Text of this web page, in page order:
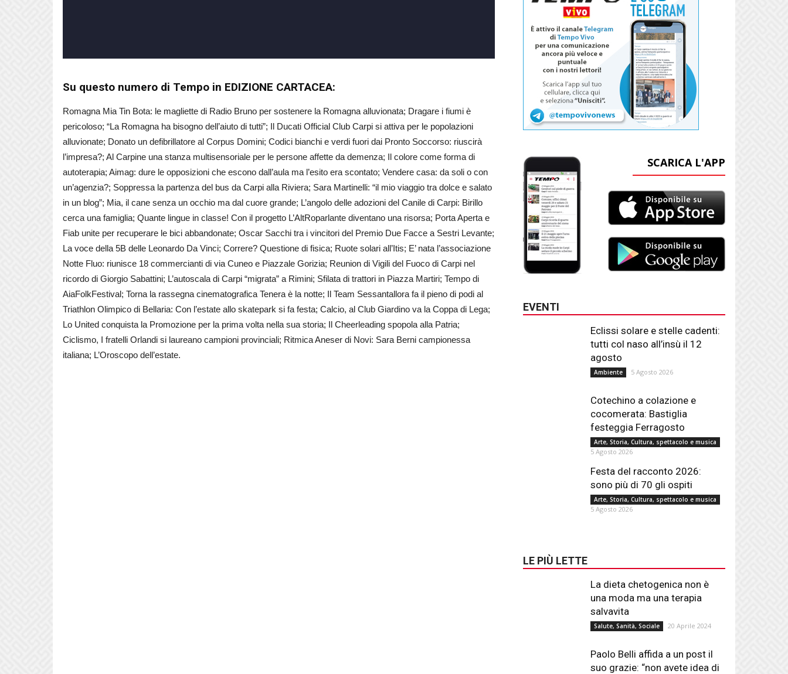
Su questo numero di Tempo in EDIZIONE CARTACEA:
Romagna Mia Tin Bota: le magliette di Radio Bruno per sostenere la Romagna alluvionata; Dragare i fiumi è
pericoloso; “La Romagna ha bisogno dell’aiuto di tutti”; Il Ducati Official Club Carpi si attiva per le popolazioni
alluvionate; Donato un defibrillatore al Corpus Domini; Codici bianchi e verdi fuori dai Pronto Soccorso: riuscirà
l’impresa?; Al Carpine una stanza multisensoriale per le persone affette da demenza; Il colore come forma di
autoterapia; Aimag: dure le opposizioni che escono dall’aula ma l’esito era scontato; Vendere casa: da soli o con
un’agenzia?; Soppressa la partenza del bus da Carpi alla Riviera; Sara Martinelli: “il mio viaggio tra dolce e salato
in un blog”; Mia, il cane senza un occhio ma dal cuore grande; L’angolo delle adozioni del Canile di Carpi: Birillo
cerca una famiglia; Quante lingue in classe! Con il progetto L’AltRoparlante diventano una risorsa; Porta Aperta e
Fiab unite per recuperare le bici abbandonate; Oscar Sacchi tra i vincitori del Premio Due Facce a Sestri Levante;
La voce della 5B delle Leonardo Da Vinci; Correre? Questione di fisica; Ruote solari all’Itis; E’ nata l’associazione
Notte Fluo: riunisce 18 commercianti di via Cuneo e Piazzale Gorizia; Reunion di Vigili del Fuoco di Carpi nel
ricordo di Giorgio Sabattini; L’autoscala di Carpi “migrata” a Rimini; Sfilata di trattori in Piazza Martiri; Tempo di
AiaFolkFestival; Torna la rassegna cinematografica Tenera è la notte; Il Team Sessantallora fa il pieno di podi al
Triathlon Olimpico di Bellaria: Con l’estate allo skatepark si fa festa; Calcio, al Club Giardino va la Coppa di Lega;
Lo United conquista la Promozione per la prima volta nella sua storia; Il Cheerleading spopola alla Patria;
Ciclismo, I fratelli Orlandi si laureano campioni provinciali; Ritmica Aneser di Novi: Sara Berni campionessa
italiana; L’Oroscopo dell’estate.
SCARICA L'APP
EVENTI
Eclissi solare e stelle cadenti:
tutti col naso all’insù il 12
agosto
Ambiente 5 Agosto 2026
Cotechino a colazione e
cocomerata: Bastiglia
festeggia Ferragosto
Arte, Storia, Cultura, spettacolo e musica
5 Agosto 2026
Festa del racconto 2026:
sono più di 70 gli ospiti
Arte, Storia, Cultura, spettacolo e musica
5 Agosto 2026
LE PIÙ LETTE
La dieta chetogenica non è
una moda ma una terapia
salvavita
Salute, Sanità, Sociale 20 Aprile 2024
Paolo Belli affida a un post il
suo grazie: “non avete idea di